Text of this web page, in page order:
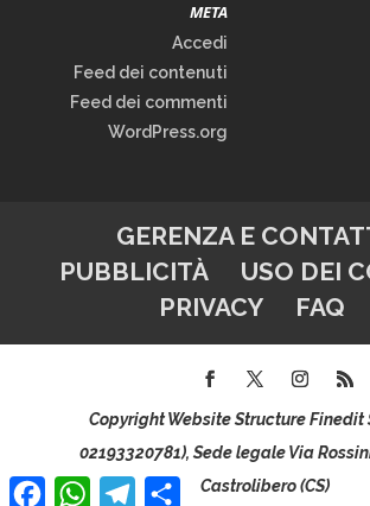
META
Accedi
Feed dei contenuti
Feed dei commenti
WordPress.org
GERENZA E
PUBBLICITÀ
USO DEI
PRIVACY
FAQ
Copyright Website Structure Finedit
02193320781), Sede legale Via
Castrolibero (CS)
Facebook
WhatsAppTelegram
Condividi